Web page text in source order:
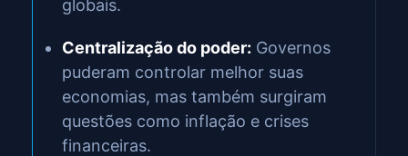
globais.
Centralização do poder: Governos
puderam controlar melhor suas
economias, mas também surgiram
questões como inflação e crises
financeiras.